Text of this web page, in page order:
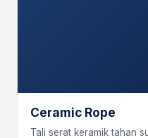
Ceramic Rope
Tali serat keramik tahan